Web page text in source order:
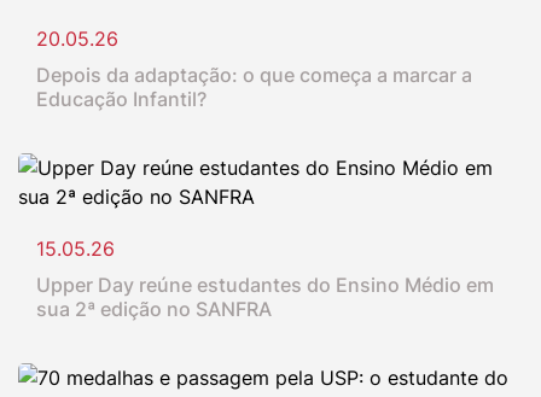
20.05.26
Depois da adaptação: o que começa a marcar a
Educação Infantil?
15.05.26
Upper Day reúne estudantes do Ensino Médio em
sua 2ª edição no SANFRA